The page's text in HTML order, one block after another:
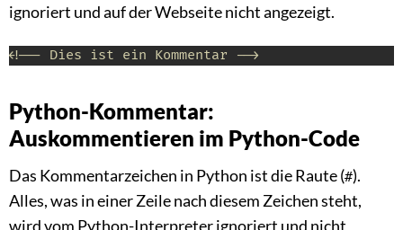
ignoriert und auf der Webseite nicht angezeigt.
<!-- Dies ist ein Kommentar -->
Python-Kommentar:
Auskommentieren im Python-Code
Das Kommentarzeichen in Python ist die Raute (#).
Alles, was in einer Zeile nach diesem Zeichen steht,
wird vom Python-Interpreter ignoriert und nicht